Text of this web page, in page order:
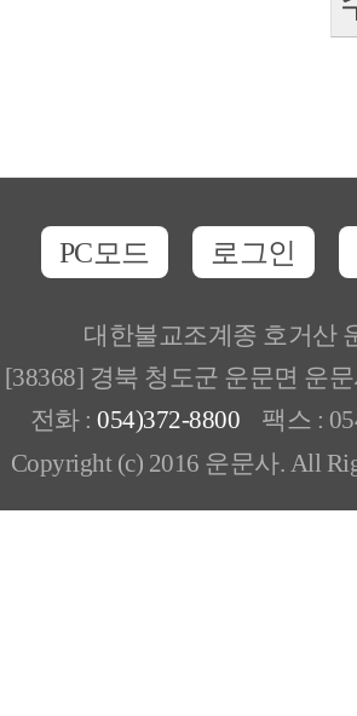
PC모드 로그인
대한불교조계종 호거산
[38368] 경북 청도군 운문면 운
전화 : 054)372-8800 팩스 :
Copyright (c) 2016 운문사. All